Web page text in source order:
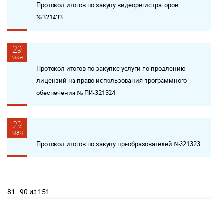
Протокол итогов по закупу видеорегистраторов
№321433
29
мая
Протокол итогов по закупке услуги по продлению
лицензий на право использования программного
обеспечения № ПИ-321324
29
мая
Протокол итогов по закупу преобразователей №321323
81 - 90 из 151